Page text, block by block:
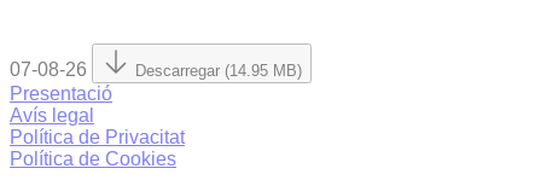
07-08-26 Descarregar (14.95 MB)
Presentació
Avís legal
Política de Privacitat
Política de Cookies